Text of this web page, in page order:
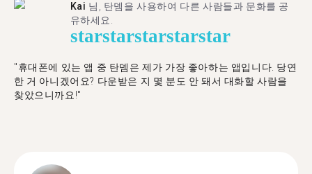
Kai 님, 탄뎀을 사용하여 다른 사람들과 문화를 공
유하세요.
starstarstarstarstar
"휴대폰에 있는 앱 중 탄뎀은 제가 가장 좋아하는 앱입니다. 당연
한 거 아니겠어요? 다운받은 지 몇 분도 안 돼서 대화할 사람을
찾았으니까요!"